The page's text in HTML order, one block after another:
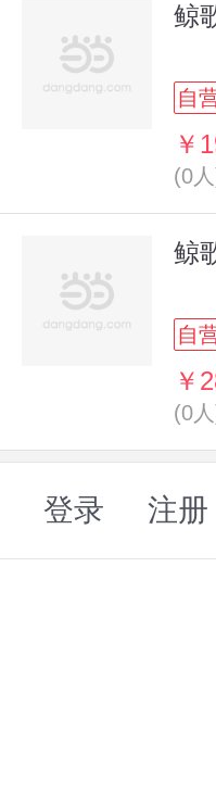
鲸
自
￥
(0
鲸
自
￥
(0
登录 注册